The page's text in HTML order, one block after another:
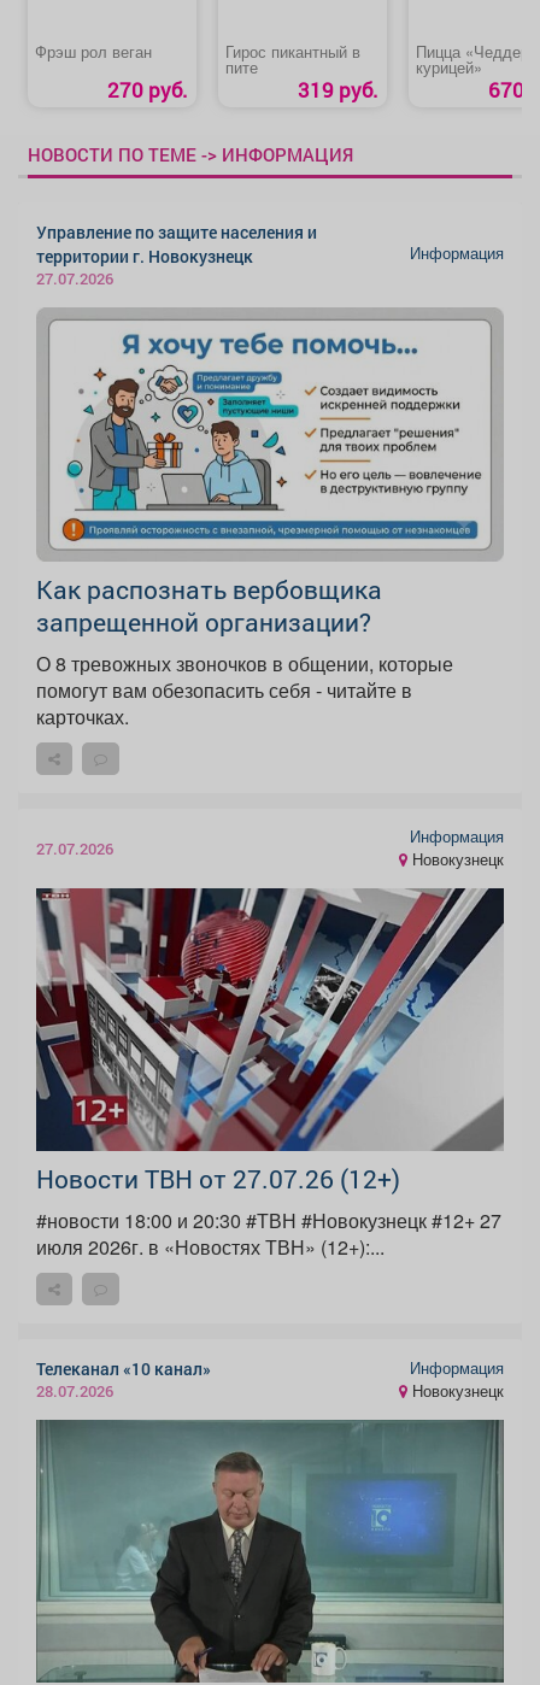
Фрэш рол веган
270 руб.
Гирос пикантный в
пите
319 руб.
Пицца «Чеддер
курицей»
670
НОВОСТИ ПО ТЕМЕ -> ИНФОРМАЦИЯ
Управление по защите населения и
территории г. Новокузнецк
27.07.2026
Информация
Как распознать вербовщика
запрещенной организации?
О 8 тревожных звоночков в общении, которые
помогут вам обезопасить себя - читайте в
карточках.
27.07.2026
Информация
Новокузнецк
Новости ТВН от 27.07.26 (12+)
#новости 18:00 и 20:30 #ТВН #Новокузнецк #12+ 27
июля 2026г. в «Новостях ТВН» (12+):...
Телеканал «10 канал»
28.07.2026
Информация
Новокузнецк